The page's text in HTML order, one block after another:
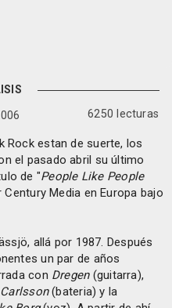
6250 lecturas
Rock estan de suerte, los
el pasado abril su último
de "People Like People
Media en Europa bajo
allá por 1987. Después
un par de años
con Dregen(guitarra),
(bateria) y la